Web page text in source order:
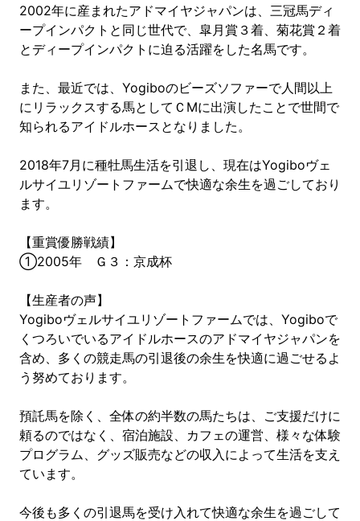
2002年に産まれたアドマイヤジャパンは、三冠馬ディ
ープインパクトと同じ世代で、皐月賞３着、菊花賞２着
とディープインパクトに迫る活躍をした名馬です。
また、最近では、Yogiboのビーズソファーで人間以上
にリラックスする馬としてＣМに出演したことで世間で
知られるアイドルホースとなりました。
2018年7月に種牡馬生活を引退し、現在はYogiboヴェ
ルサイユリゾートファームで快適な余生を過ごしており
ます。
【重賞優勝戦績】
①2005年 Ｇ３：京成杯
【生産者の声】
Yogiboヴェルサイユリゾートファームでは、Yogiboで
くつろいでいるアイドルホースのアドマイヤジャパンを
含め、多くの競走馬の引退後の余生を快適に過ごせるよ
う努めております。
預託馬を除く、全体の約半数の馬たちは、ご支援だけに
頼るのではなく、宿泊施設、カフェの運営、様々な体験
プログラム、グッズ販売などの収入によって生活を支え
ています。
今後も多くの引退馬を受け入れて快適な余生を過ごして